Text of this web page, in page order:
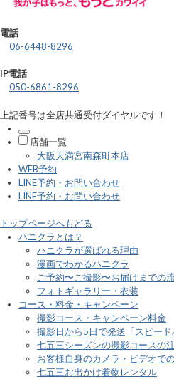
電話
06-6448-8296
IP電話
050-6861-8296
上記番号は全店共通受付ダイヤルです！
店舗一覧
大阪天満宮南森町本店
WEB予約
LINE予約・お問い合わせ
LINE予約・お問い合わせ
トップページへもどる
ハニクラとは？
ハニクラが選ばれる理由
漫画でわかるハニクラ
ご予約〜ご撮影〜お届けまでの
フォトギャラリー・衣装
コース・料金・キャンペーン
撮影コース・キャンペーン料金
撮影日から5日で発送「スピー
七五三シーズンの撮影コースの
お客様自身のカメラ・ビデオで
七五三お出かけ着物レンタル